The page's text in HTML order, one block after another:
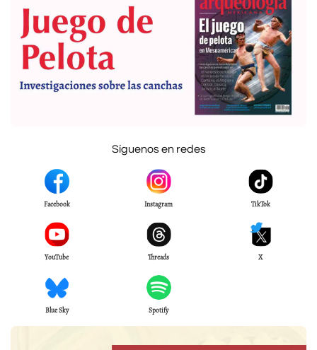
Síguenos en redes
Facebook Instagram TikTok
YouTube Threads X
Blue Sky Spotify